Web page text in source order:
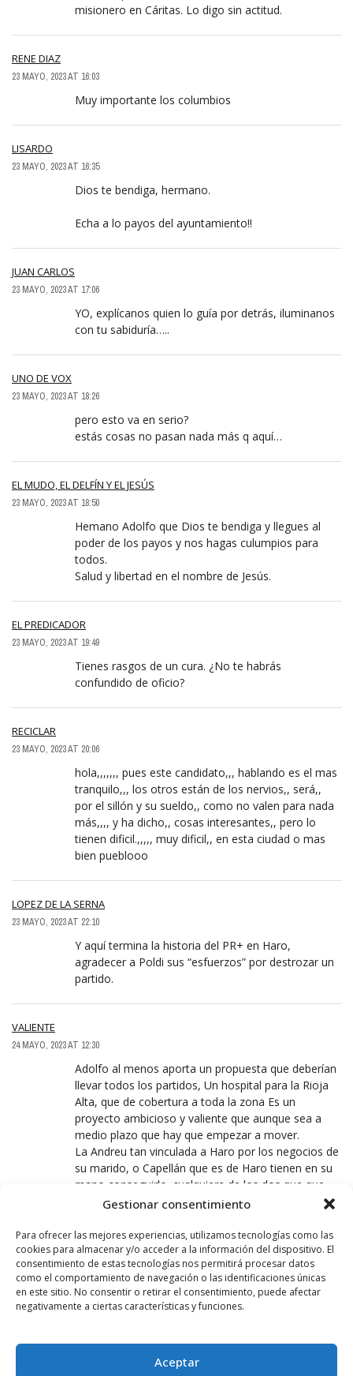
Gestionar consentimiento
Para ofrecer las mejores experiencias, utilizamos tecnologías como las
cookies para almacenar y/o acceder a la información del dispositivo. El
consentimiento de estas tecnologías nos permitirá procesar datos
como el comportamiento de navegación o las identificaciones únicas
en este sitio. No consentir o retirar el consentimiento, puede afectar
negativamente a ciertas características y funciones.
Aceptar
misionero en Cáritas. Lo digo sin actitud.
RENE DIAZ
23 MAYO, 2023 AT 16:03
Muy importante los columbios
LISARDO
23 MAYO, 2023 AT 16:35
Dios te bendiga, hermano.
Echa a lo payos del ayuntamiento!!
JUAN CARLOS
23 MAYO, 2023 AT 17:06
YO, explícanos quien lo guía por detrás, iluminanos
con tu sabiduría…..
UNO DE VOX
23 MAYO, 2023 AT 18:26
pero esto va en serio?
estás cosas no pasan nada más q aquí…
EL MUDO, EL DELFÍN Y EL JESÚS
23 MAYO, 2023 AT 18:50
Hemano Adolfo que Dios te bendiga y llegues al
poder de los payos y nos hagas culumpios para
todos.
Salud y libertad en el nombre de Jesús.
EL PREDICADOR
23 MAYO, 2023 AT 19:49
Tienes rasgos de un cura. ¿No te habrás
confundido de oficio?
RECICLAR
23 MAYO, 2023 AT 20:06
hola,,,,,,, pues este candidato,,, hablando es el mas
tranquilo,,, los otros están de los nervios,, será,,
por el sillón y su sueldo,, como no valen para nada
más,,,, y ha dicho,, cosas interesantes,, pero lo
tienen dificil.,,,,, muy dificil,, en esta ciudad o mas
bien pueblooo
LOPEZ DE LA SERNA
23 MAYO, 2023 AT 22:10
Y aquí termina la historia del PR+ en Haro,
agradecer a Poldi sus “esfuerzos” por destrozar un
partido.
VALIENTE
24 MAYO, 2023 AT 12:30
Adolfo al menos aporta un propuesta que deberían
llevar todos los partidos, Un hospital para la Rioja
Alta, que de cobertura a toda la zona Es un
proyecto ambicioso y valiente que aunque sea a
medio plazo que hay que empezar a mover.
La Andreu tan vinculada a Haro por los negocios de
su marido, o Capellán que es de Haro tienen en su
mano conseguirlo. cualquiera de los dos que que
gane puede poner las bases.
riojalteños.
JARRERO
24 MAYO, 2023 AT 15:06
hacer un hospital.,que eso depende del gobierno de
la Rioja ,no de un alcalde y aquí han pasado gente